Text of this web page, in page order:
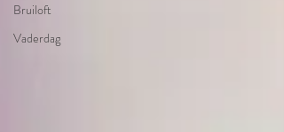
Bruiloft
Vaderdag